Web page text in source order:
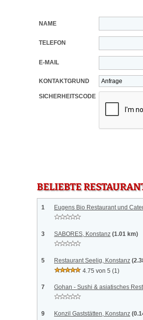
NAME
TELEFON
E-MAIL
KONTAKTGRUND
SICHERHEITSCODE
BELIEBTE
1 Eugens Bio Restaurant und
3 SABORES, Konstanz (1.01 km)
5 Restaurant Seelig, Konstanz
4.75 von 5 (1)
7 Gohan - Sushi & asiatisches
9 Konzil Gaststätten, Konstanz